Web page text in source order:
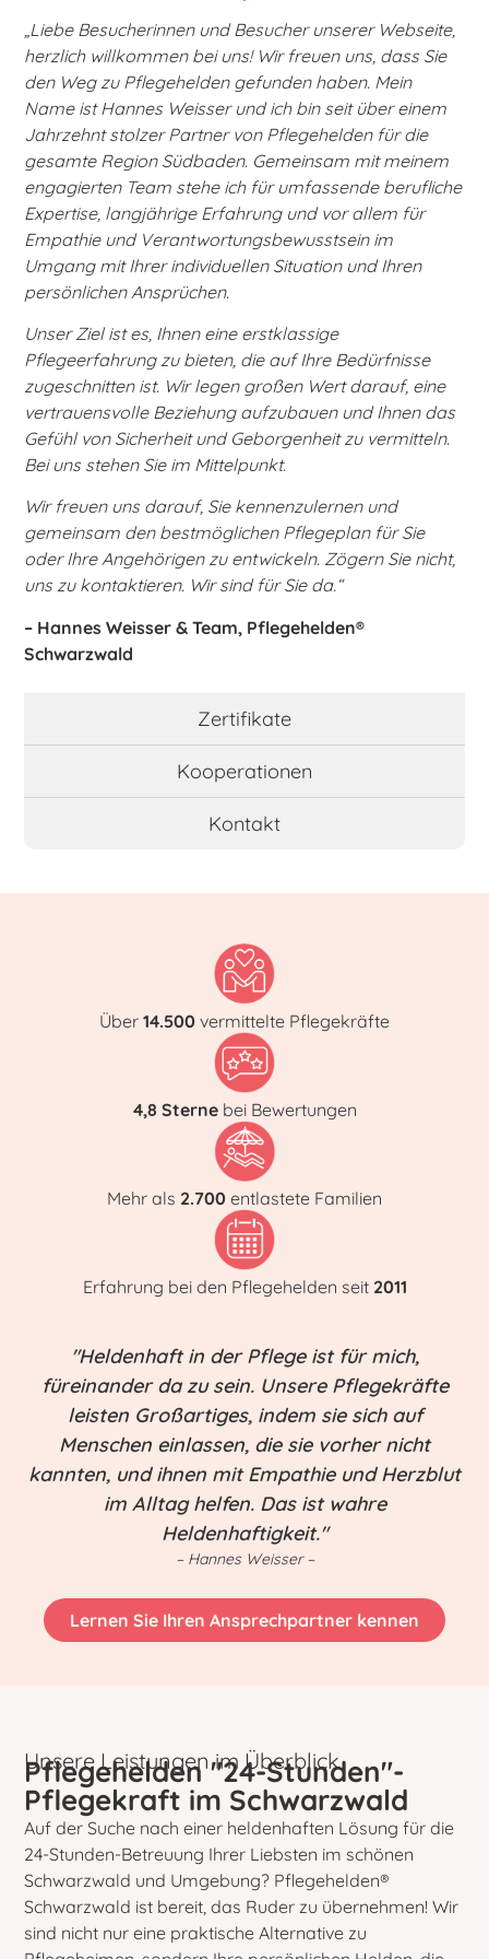
Zertifikate
Kooperationen
Kontakt
„Liebe Besucherinnen und Besucher unserer Webseite,
herzlich willkommen bei uns! Wir freuen uns, dass Sie
den Weg zu Pflegehelden gefunden haben. Mein
Name ist Hannes Weisser und ich bin seit über einem
Jahrzehnt stolzer Partner von Pflegehelden für die
gesamte Region Südbaden. Gemeinsam mit meinem
engagierten Team stehe ich für umfassende berufliche
Expertise, langjährige Erfahrung und vor allem für
Empathie und Verantwortungsbewusstsein im
Umgang mit Ihrer individuellen Situation und Ihren
persönlichen Ansprüchen.
Unser Ziel ist es, Ihnen eine erstklassige
Pflegeerfahrung zu bieten, die auf Ihre Bedürfnisse
zugeschnitten ist. Wir legen großen Wert darauf, eine
vertrauensvolle Beziehung aufzubauen und Ihnen das
Gefühl von Sicherheit und Geborgenheit zu vermitteln.
Bei uns stehen Sie im Mittelpunkt.
Wir freuen uns darauf, Sie kennenzulernen und
gemeinsam den bestmöglichen Pflegeplan für Sie
oder Ihre Angehörigen zu entwickeln. Zögern Sie nicht,
uns zu kontaktieren. Wir sind für Sie da.“
– Hannes Weisser & Team, Pflegehelden®
Schwarzwald
Über 14.500 vermittelte Pflegekräfte
4,8 Sternebei Bewertungen
Mehr als 2.700 entlastete Familien
Erfahrung bei den Pflegehelden seit 2011
"Heldenhaft in der Pflege ist für mich,
füreinander da zu sein. Unsere Pflegekräfte
leisten Großartiges, indem sie sich auf
Menschen einlassen, die sie vorher nicht
kannten, und ihnen mit Empathie und Herzblut
im Alltag helfen. Das ist wahre
Heldenhaftigkeit."
– Hannes Weisser –
Lernen Sie Ihren Ansprechpartner kennen
Unsere Leistungen im Überblick
Pflegehelden "24-Stunden"-
Pflegekraft im Schwarzwald
Auf der Suche nach einer heldenhaften Lösung für die
24-Stunden-Betreuung Ihrer Liebsten im schönen
Schwarzwald und Umgebung? Pflegehelden®
Schwarzwald ist bereit, das Ruder zu übernehmen! Wir
sind nicht nur eine praktische Alternative zu